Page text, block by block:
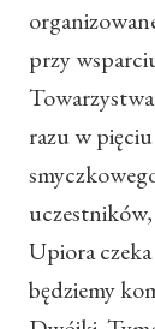
przy
razu w
Upiora
będziemy